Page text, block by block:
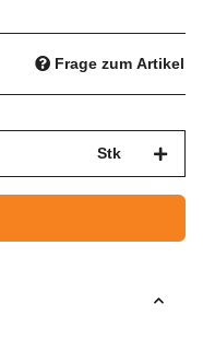
Frage zum Artikel
Stk